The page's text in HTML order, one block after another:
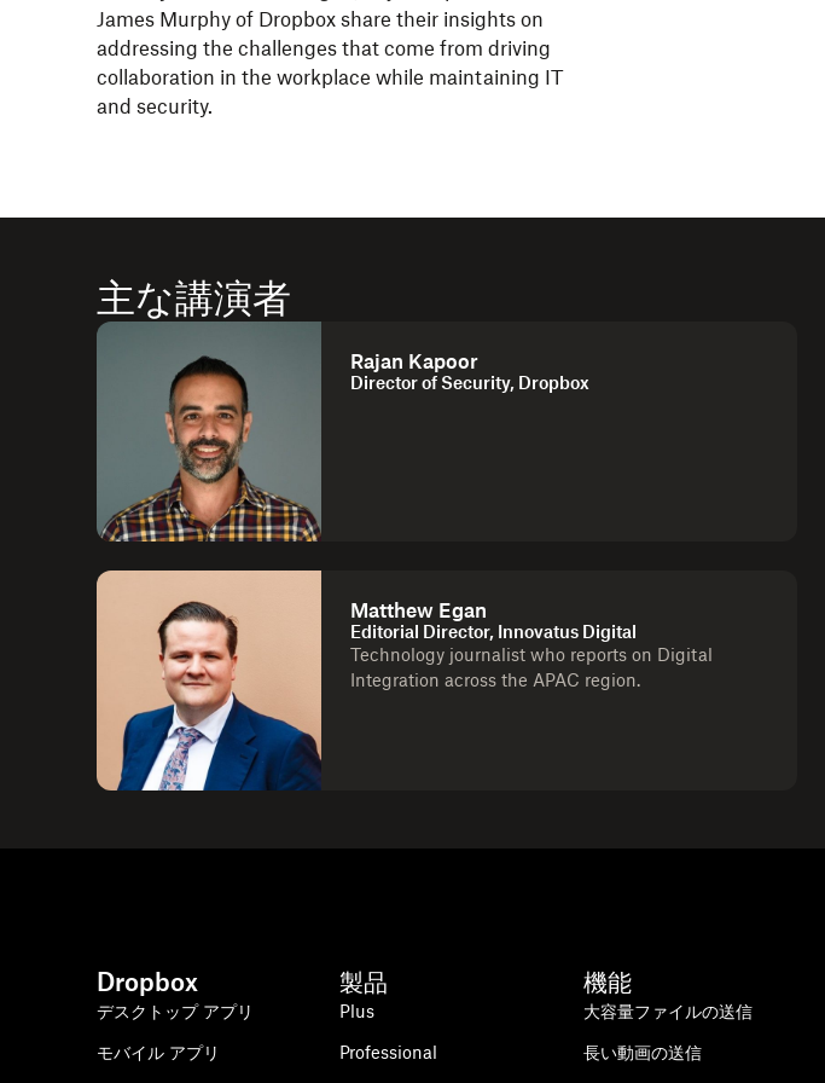
James Murphy of Dropbox share their insights on
addressing the challenges that come from driving
collaboration in the workplace while maintaining IT
and security.
主な講演者
Rajan Kapoor
Director of Security, Dropbox
Matthew Egan
Editorial Director, Innovatus Digital
Technology journalist who reports on Digital
Integration across the APAC region.
Dropbox
デスクトップ アプリ
モバイル アプリ
製品
Plus
Professional
機能
大容量ファイルの送信
長い動画の送信